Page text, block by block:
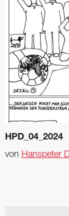
HPD_04_2024
von Hanspeter